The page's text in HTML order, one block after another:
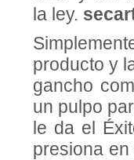
la ley. s
producto y
gancho
un pulpo
le da el
presiona